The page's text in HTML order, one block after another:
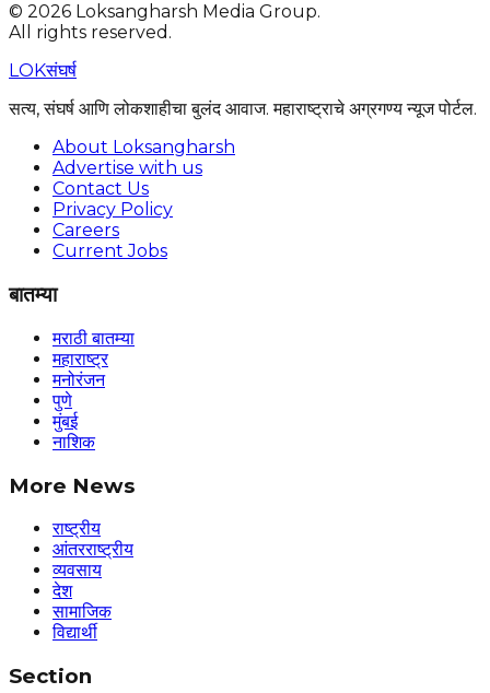
© 2026 Loksangharsh Media Group.
All rights reserved.
LOKसंघर्ष
सत्य, संघर्ष आणि लोकशाहीचा बुलंद आवाज. महाराष्ट्राचे अग्रगण्य न्यूज पोर्टल.
About Loksangharsh
Advertise with us
Contact Us
Privacy Policy
Careers
Current Jobs
बातम्या
मराठी बातम्या
महाराष्ट्र
मनोरंजन
पुणे
मुंबई
नाशिक
More News
राष्ट्रीय
आंतरराष्ट्रीय
व्यवसाय
देश
सामाजिक
विद्यार्थी
Section